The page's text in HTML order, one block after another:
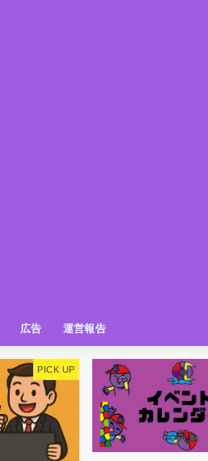
ビュースポット
お土産
おでかけ
広告
PR
クーポン
広告掲載について
【広告掲載】姫路の種インスタプ
ラン
運営報告
アクセス解析
メディア出演情報
姫路の種グッズ